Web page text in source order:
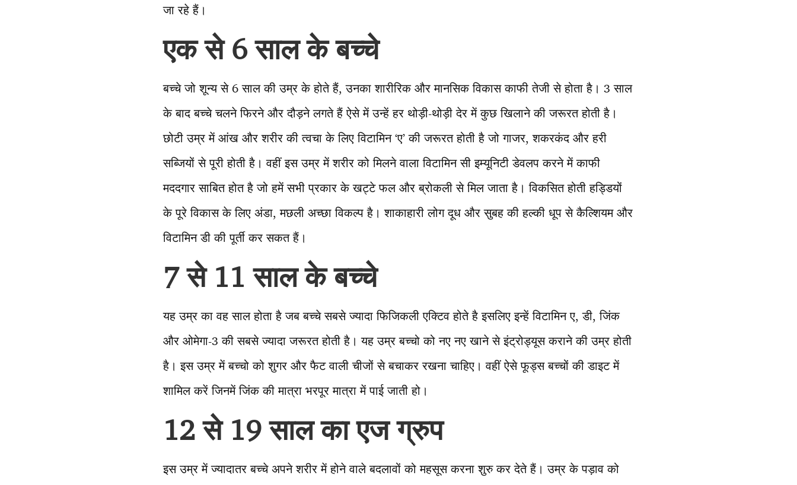
जा रहे हैं।
एक से 6 साल के बच्चे
बच्चे जो शून्य से 6 साल की उम्र के होते हैं, उनका शारीरिक और मानसिक विकास काफी तेजी से होता है। 3 साल
के बाद बच्चे चलने फिरने और दौड़ने लगते हैं ऐसे में उन्हें हर थोड़ी-थोड़ी देर में कुछ खिलाने की जरूरत होती है।
छोटी उम्र में आंख और शरीर की त्वचा के लिए विटामिन ‘ए’ की जरूरत होती है जो गाजर, शकरकंद और हरी
सब्जियों से पूरी होती है। वहीं इस उम्र में शरीर को मिलने वाला विटामिन सी इम्यूनिटी डेवलप करने में काफी
मददगार साबित होत है जो हमें सभी प्रकार के खट्टे फल और ब्रोकली से मिल जाता है। विकसित होती हड्डियों
के पूरे विकास के लिए अंडा, मछली अच्छा विकल्प है। शाकाहारी लोग दूध और सुबह की हल्की धूप से कैल्शियम और
विटामिन डी की पूर्ती कर सकत हैं।
7 से 11 साल के बच्चे
यह उम्र का वह साल होता है जब बच्चे सबसे ज्यादा फिजिकली एक्टिव होते है इसलिए इन्हें विटामिन ए, डी, जिंक
और ओमेगा-3 की सबसे ज्यादा जरूरत होती है। यह उम्र बच्चो को नए नए खाने से इंट्रोड्यूस कराने की उम्र होती
है। इस उम्र में बच्चो को शुगर और फैट वाली चीजों से बचाकर रखना चाहिए। वहीं ऐसे फूड्स बच्चों की डाइट में
शामिल करें जिनमें जिंक की मात्रा भरपूर मात्रा में पाई जाती हो।
12 से 19 साल का एज ग्रुप
इस उम्र में ज्यादातर बच्चे अपने शरीर में होने वाले बदलावों को महसूस करना शुरु कर देते हैं। उम्र के पड़ाव को